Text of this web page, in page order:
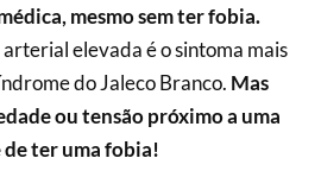
mesmo sem ter fobia.
elevada é o sintoma mais
do Jaleco Branco. Mas
ou tensão próximo a uma
ter uma fobia!